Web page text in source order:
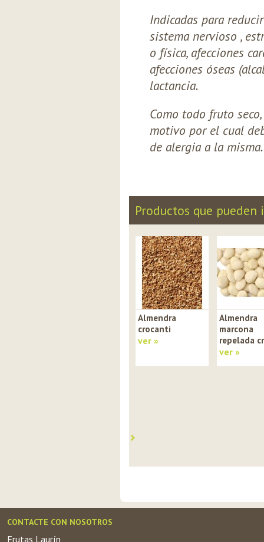
Indicadas para
sistema nervioso ,
o física, afecciones
afecciones óseas
lactancia.
Como todo fruto
motivo por el cual
de alergia a la misma.
Productos que
Almendra
crocanti
ver »
Almendra
marcona
repelada
ver »
CONTACTE CON NOSOTROS
Frutas Laurín